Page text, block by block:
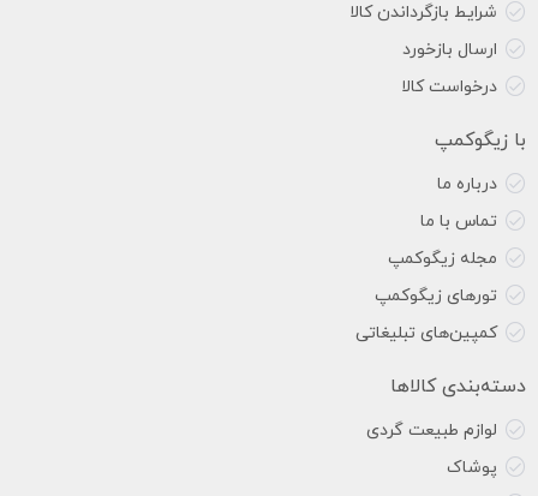
شرایط بازگرداندن کالا
ارسال بازخورد
درخواست کالا
با زیگوکمپ
درباره ما
تماس با ما
مجله زیگوکمپ
تورهای زیگوکمپ
کمپین‌های تبلیغاتی
دسته‌بندی کالاها
لوازم طبیعت گردی
پوشاک